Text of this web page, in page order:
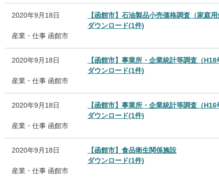
2020年9月18日
【函館市】石油製品小売価格調査（家庭
ダウンロード(1件)
産業・仕事 函館市
2020年9月18日
【函館市】事業所・企業統計等調査（H18
ダウンロード(1件)
産業・仕事 函館市
2020年9月18日
【函館市】事業所・企業統計等調査（H16
ダウンロード(1件)
産業・仕事 函館市
2020年9月18日
【函館市】食品衛生関係施設
ダウンロード(1件)
産業・仕事 函館市